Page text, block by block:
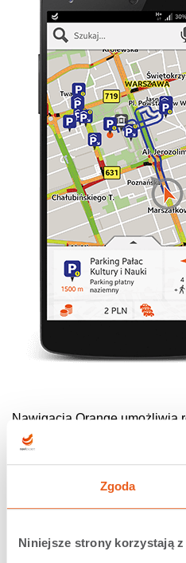
Zgoda
Niniejsze strony korzystają
Nawigacja Orange umożliwia
parkingu w trakcie nawigacji
sama zaproponuje te
czas podróży, ale także